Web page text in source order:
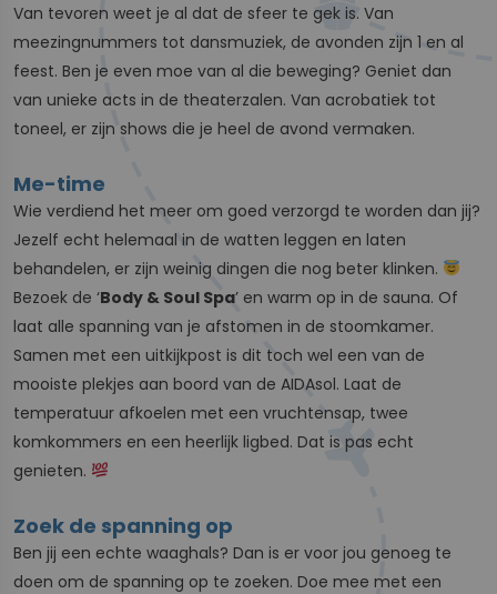
Van tevoren weet je al dat de sfeer te gek is. Van
meezingnummers tot dansmuziek, de avonden zijn 1 en al
feest. Ben je even moe van al die beweging? Geniet dan
van unieke acts in de theaterzalen. Van acrobatiek tot
toneel, er zijn shows die je heel de avond vermaken.
Me-time
Wie verdiend het meer om goed verzorgd te worden dan jij?
Jezelf echt helemaal in de watten leggen en laten
behandelen, er zijn weinig dingen die nog beter klinken.
Bezoek de ‘Body & Soul Spa’ en warm op in de sauna. Of
laat alle spanning van je afstomen in de stoomkamer.
Samen met een uitkijkpost is dit toch wel een van de
mooiste plekjes aan boord van de AIDAsol. Laat de
temperatuur afkoelen met een vruchtensap, twee
komkommers en een heerlijk ligbed. Dat is pas echt
genieten.
Zoek de spanning op
Ben jij een echte waaghals? Dan is er voor jou genoeg te
doen om de spanning op te zoeken. Doe mee met een